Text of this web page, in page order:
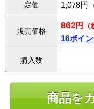
定価 1,078円
販売価格
862円
16ポイ
購入数